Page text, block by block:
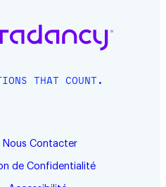
THAT COUNT.
Nous Contacter
de Confidentialité